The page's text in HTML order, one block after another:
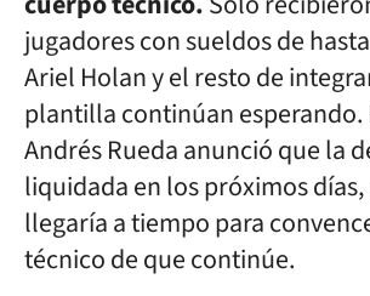
jugadores con sueldos de
Ariel Holan y el resto de
plantilla continúan esperando.
Andrés Rueda anunció que la
liquidada en los próximos
llegaría a tiempo para
técnico de que continúe.